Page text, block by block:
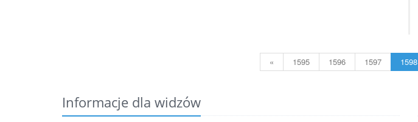
« 1595 1596 1597 1598
Informacje dla widzów